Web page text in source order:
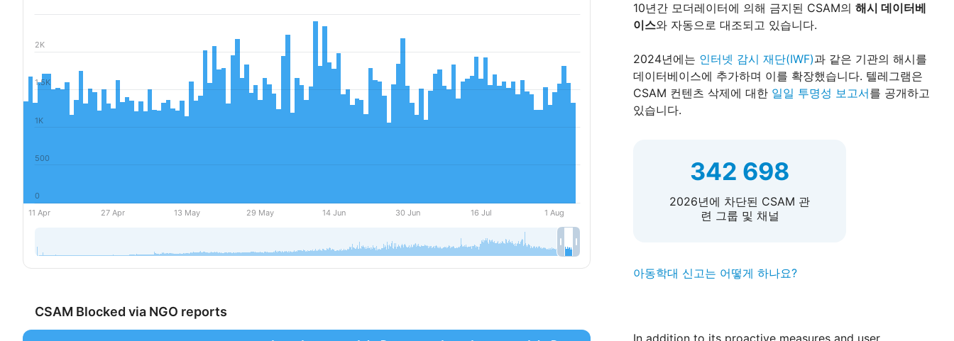
10년간 모더레이터에 의해 금지된 CSAM의 해시 데이터베
이스와 자동으로 대조되고 있습니다.
2024년에는 인터넷 감시 재단(IWF)과 같은 기관의 해시를
데이터베이스에 추가하며 이를 확장했습니다. 텔레그램은
CSAM 컨텐츠 삭제에 대한 일일 투명성 보고서를 공개하고
있습니다.
342 698
2026년에 차단된 CSAM 관
련 그룹 및 채널
아동학대 신고는 어떻게 하나요?
CSAM Blocked via NGO reports
In addition to its proactive measures and user